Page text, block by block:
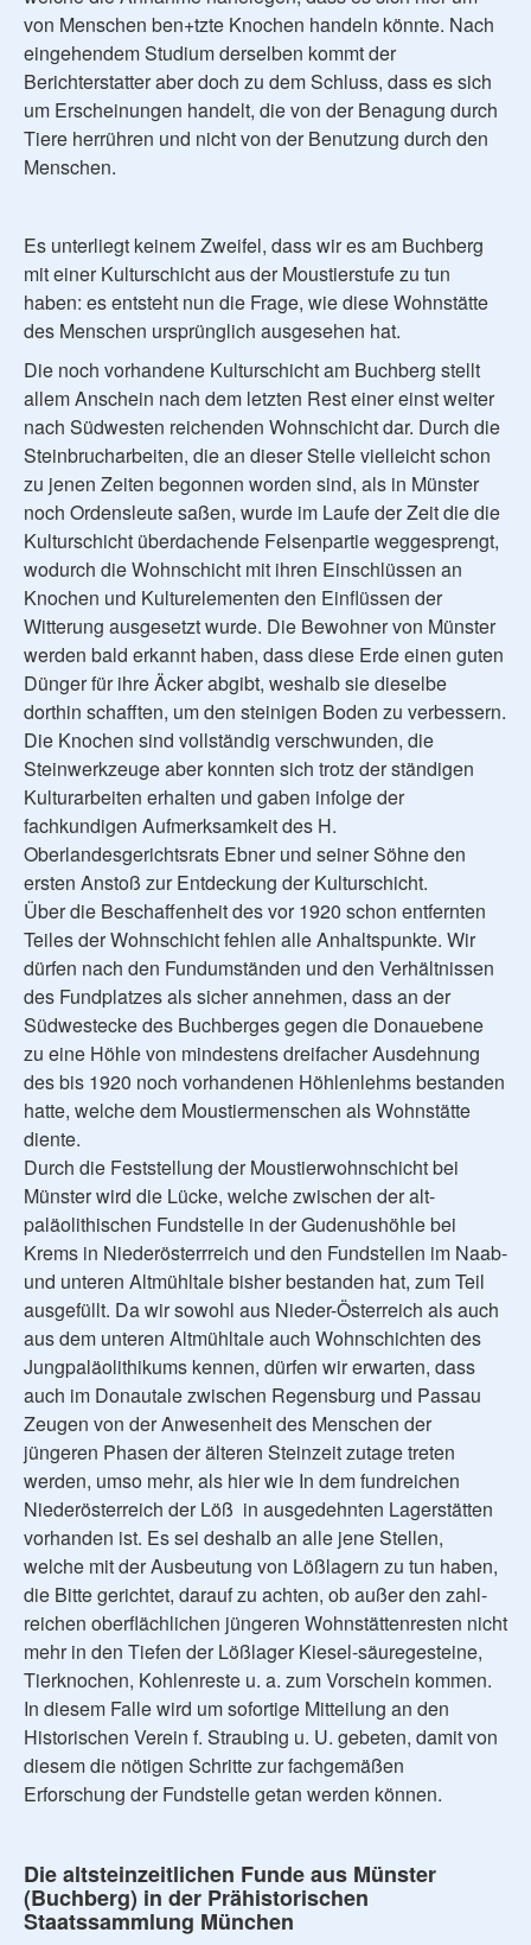
von Menschen ben+tzte Knochen handeln könnte. Nach
eingehendem Studium derselben kommt der
Berichterstatter aber doch zu dem Schluss, dass es sich
um Erscheinungen handelt, die von der Benagung durch
Tiere herrühren und nicht von der Benutzung durch den
Menschen.
Es unterliegt keinem Zweifel, dass wir es am Buchberg
mit einer Kulturschicht aus der Moustierstufe zu tun
haben: es entsteht nun die Frage, wie diese Wohnstätte
des Menschen ursprünglich ausgesehen hat.
Die noch vorhandene Kulturschicht am Buchberg stellt
allem Anschein nach dem letzten Rest einer einst weiter
nach Südwesten reichenden Wohnschicht dar. Durch die
Steinbrucharbeiten, die an dieser Stelle vielleicht schon
zu jenen Zeiten begonnen worden sind, als in Münster
noch Ordensleute saßen, wurde im Laufe der Zeit die die
Kulturschicht überdachende Felsenpartie weggesprengt,
wodurch die Wohnschicht mit ihren Einschlüssen an
Knochen und Kulturelementen den Einflüssen der
Witterung ausgesetzt wurde. Die Bewohner von Münster
werden bald erkannt haben, dass diese Erde einen guten
Dünger für ihre Äcker abgibt, weshalb sie dieselbe
dorthin schafften, um den steinigen Boden zu verbessern.
Die Knochen sind vollständig verschwunden, die
Steinwerkzeuge aber konnten sich trotz der ständigen
Kulturarbeiten erhalten und gaben infolge der
fachkundigen Aufmerksamkeit des H.
Oberlandesgerichtsrats Ebner und seiner Söhne den
ersten Anstoß zur Entdeckung der Kulturschicht.
Über die Beschaffenheit des vor 1920 schon entfernten
Teiles der Wohnschicht fehlen alle Anhaltspunkte. Wir
dürfen nach den Fundumständen und den Verhältnissen
des Fundplatzes als sicher annehmen, dass an der
Südwestecke des Buchberges gegen die Donauebene
zu eine Höhle von mindestens dreifacher Ausdehnung
des bis 1920 noch vorhandenen Höhlenlehms bestanden
hatte, welche dem Moustiermenschen als Wohnstätte
diente.
Durch die Feststellung der Moustierwohnschicht bei
Münster wird die Lücke, welche zwischen der alt-
paläolithischen Fundstelle in der Gudenushöhle bei
Krems in Niederösterrreich und den Fundstellen im Naab-
und unteren Altmühltale bisher bestanden hat, zum Teil
ausgefüllt. Da wir sowohl aus Nieder-Österreich als auch
aus dem unteren Altmühltale auch Wohnschichten des
Jungpaläolithikums kennen, dürfen wir erwarten, dass
auch im Donautale zwischen Regensburg und Passau
Zeugen von der Anwesenheit des Menschen der
jüngeren Phasen der älteren Steinzeit zutage treten
werden, umso mehr, als hier wie In dem fundreichen
Niederösterreich der Löß in ausgedehnten Lagerstätten
vorhanden ist. Es sei deshalb an alle jene Stellen,
welche mit der Ausbeutung von Lößlagern zu tun haben,
die Bitte gerichtet, darauf zu achten, ob außer den zahl-
reichen oberflächlichen jüngeren Wohnstättenresten nicht
mehr in den Tiefen der Lößlager Kiesel-säuregesteine,
Tierknochen, Kohlenreste u. a. zum Vorschein kommen.
In diesem Falle wird um sofortige Mitteilung an den
Historischen Verein f. Straubing u. U. gebeten, damit von
diesem die nötigen Schritte zur fachgemäßen
Erforschung der Fundstelle getan werden können.
Die altsteinzeitlichen Funde aus Münster
(Buchberg) in der Prähistorischen
Staatssammlung München